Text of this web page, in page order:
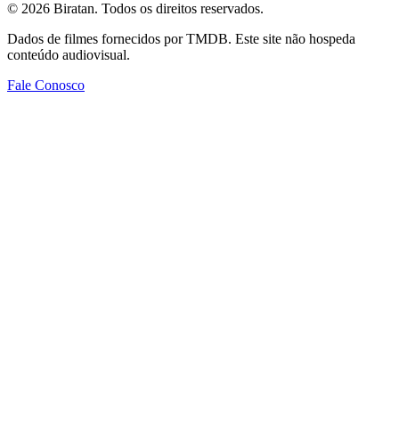
© 2026 Biratan. Todos os direitos reservados.
Dados de filmes fornecidos por TMDB. Este site não hospeda
conteúdo audiovisual.
Fale Conosco